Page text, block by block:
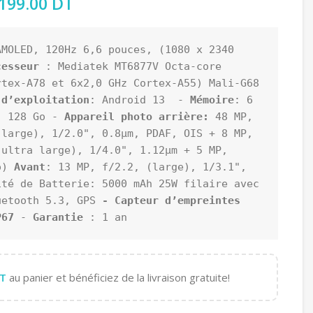
120Hz 6,6 pouces, (1080 x 2340
: Mediatek MT6877V Octa-core
A78 et 6x2,0 GHz Cortex-A55) Mali-G68
d’exploitation : Android 13  - Mémoire: 6
128 Go - Appareil photo arrière:
48 MP,
1/2.0", 0.8µm, PDAF, OIS + 8 MP,
large), 1/4.0", 1.12µm + 5 MP,
Avant : 13 MP, f/2.2, (large), 1/3.1",
de Batterie: 5000 mAh 25W filaire avec
5.3, GPS
- Capteur d’empreintes
- Garantie : 1 an
au panier et bénéficiez de la livraison gratuite!